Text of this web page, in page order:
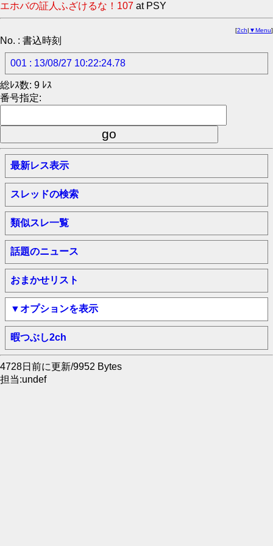
エホバの証人ふざけるな！107 at PSY
[2ch| ▼Menu]
No. : 書込時刻
001 : 13/08/27 10:22:24.78
総ﾚｽ数: 9 ﾚｽ
番号指定:
最新レス表示
スレッドの検索
類似スレ一覧
話題のニュース
おまかせリスト
▼オプションを表示
暇つぶし2ch
4728日前に更新/9952 Bytes
担当:undef